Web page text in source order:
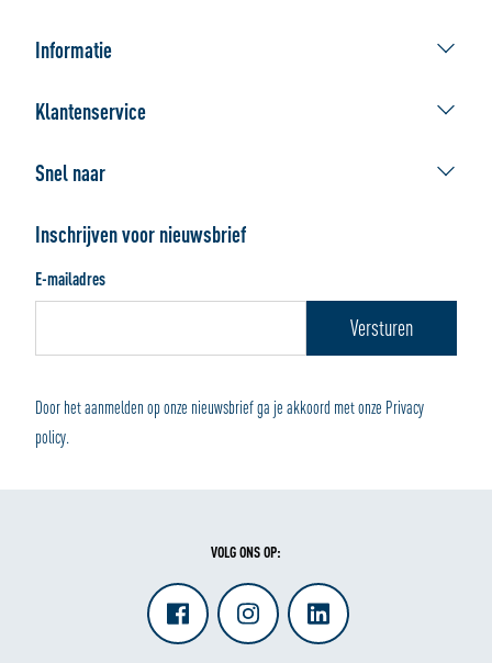
Inschrijven voor nieuwsbrief
E-mailadres
Door het aanmelden op onze nieuwsbrief ga je akkoord met onze Privacy
policy.
Informatie
ALLSAFE geeft ruimte
De beste verhuisdoos
Klantenservice
Contact Webshop
Bestellen
Betalen en retourneren
Handleidingen
Snel naar
Verhuisdozen
Wonen en Opbergen
VOLG ONS OP: